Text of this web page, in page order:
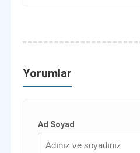
Yorumlar
Ad Soyad